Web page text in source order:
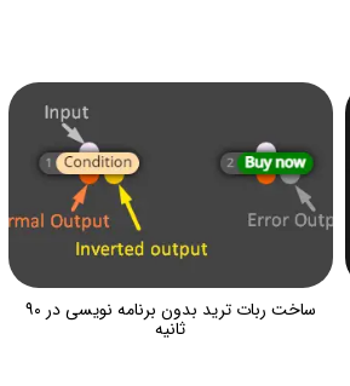
ساخت ربات ترید بدون برنامه نویسی در ۹۰
ثانیه